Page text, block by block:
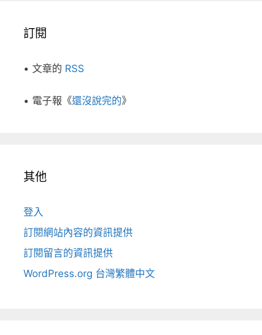
訂閱
• 文章的 RSS
• 電子報《還沒說完的》
其他
登入
訂閱網站內容的資訊提供
訂閱留言的資訊提供
WordPress.org 台灣繁體中文